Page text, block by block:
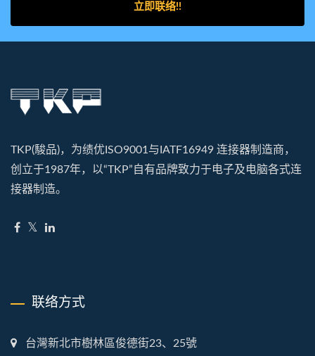
立即联络!!
TKP(駿品)，为绩优ISO9001与IATF16949 连接器制造商，
创立于1987年，以“TKP”自有品牌致力于电子及电脑各式连
接器制造。
联络方式
台灣新北市樹林區俊德街23、25號